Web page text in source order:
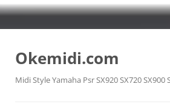
Langsung
Okemidi.com
Midi Style Yamaha Psr SX920 SX720 SX900